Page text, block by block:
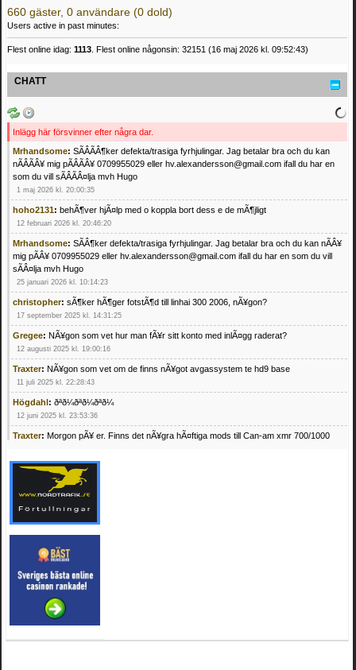
660 gäster, 0 användare (0 dold)
Users active in past minutes:
Flest online idag: 1113 . Flest online någonsin: 32151 (16 maj 2026 kl. 09:52:43)
CHATT
Inlägg här försvinner efter några dar.
Mrhandsome: SÃÂÃÂ¶ker defekta/trasiga fyrhjulingar. Jag betalar bra och du kan
nÃÂÃÂ¥ mig pÃÂÃÂ¥ 0709955029 eller hv.alexandersson@gmail.com ifall du har en
som du vill sÃÂÃÂ¤lja mvh Hugo
1 maj 2026 kl. 20:00:35
hoho2131: behÃ¶ver hjÃ¤lp med o koppla bort dess e de mÃ¶jligt
12 februari 2026 kl. 20:46:20
Mrhandsome: SÃÂ¶ker defekta/trasiga fyrhjulingar. Jag betalar bra och du kan nÃÂ¥
mig pÃÂ¥ 0709955029 eller hv.alexandersson@gmail.com ifall du har en som du vill
sÃÂ¤lja mvh Hugo
25 januari 2026 kl. 10:14:23
christopher: sÃ¶ker hÃ¶ger fotstÃ¶d till linhai 300 2006, nÃ¥gon?
17 september 2025 kl. 14:31:25
Gregee: NÃ¥gon som vet hur man fÃ¥r sitt konto med inlÃ¤gg raderat?
12 augusti 2025 kl. 19:00:16
Traxter: NÃ¥gon som vet om de finns nÃ¥got avgassystem te hd9 base
11 juli 2025 kl. 22:28:43
Högdahl: ðªð¼ðªð¼ðªð¼
12 juni 2025 kl. 23:53:36
Traxter: Morgon pÃ¥ er. Finns det nÃ¥gra hÃ¤ftiga mods till Can-am xmr 700/1000
Mrhandsome:SÃ¶ker defekta/trasiga fyrhjulingar. Jag betalar bra och du kan nÃ¥ mig
pÃ¥ 0709955029 eller hv.alexandersson@gmail.com ifall du har en som du vill sÃ¤lja
mvh Hugo
21 februari 2025 kl. 09:25:52
Oscar5:NÃ¥gon som vet vad man kan begÃ¤ra fÃ¶r en Honda TRX 350 FE 2005
4 februari 2025 kl. 19:20:50
Oscar5:44
4 februari 2025 kl. 19:15:36
Greger59:NÃ¤gon som vet har en Cetek 500 EFI
15 januari 2025 kl. 23:49:44
Mrhandsome:SÃÂ¶ker defekta/trasiga fyrhjulingar. Jag betalar bra och du kan nÃÂ¥